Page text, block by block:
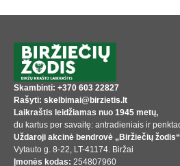
Skambinti: +370 603 22827
Rašyti: skelbimai@birzietis.lt
Laikraštis leidžiamas nuo 1945 metų,
du kartus per savaitę: antradieniais ir
Uždaroji akcinė bendrovė „Biržiečių žodis“
Vytauto g. 8-22, LT-41174. Biržai
Įmonės kodas: 254807960